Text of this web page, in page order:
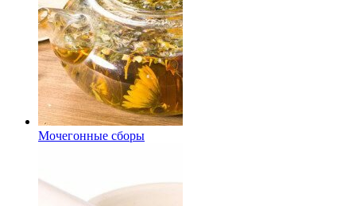
Мочегонные сборы